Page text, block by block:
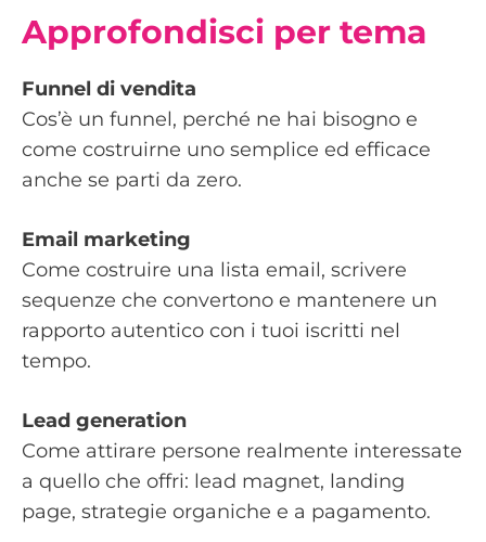
Approfondisci per tema
Funnel di vendita
Cos’è un funnel, perché ne hai bisogno e
come costruirne uno semplice ed efficace
anche se parti da zero.
Email marketing
Come costruire una lista email, scrivere
sequenze che convertono e mantenere un
rapporto autentico con i tuoi iscritti nel
tempo.
Lead generation
Come attirare persone realmente interessate
a quello che offri: lead magnet, landing
page, strategie organiche e a pagamento.